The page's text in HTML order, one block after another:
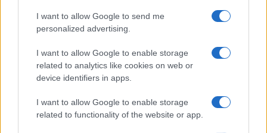
I want to allow Google to send me
personalized advertising.
I want to allow Google to enable storage
related to analytics like cookies on web or
device identifiers in apps.
I want to allow Google to enable storage
related to functionality of the website or app.
Jovanotti, Gabry Ponte e Alfa: Olbia ombelico del
Giorgia Meloni a La Maddalena, la vicesindaco: